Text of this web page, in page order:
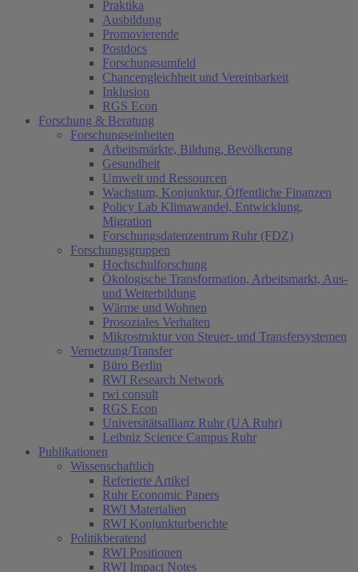
Praktika
Ausbildung
Promovierende
Postdocs
Forschungsumfeld
Chancengleichheit und Vereinbarkeit
Inklusion
RGS Econ
Forschung & Beratung
Forschungseinheiten
Arbeitsmärkte, Bildung, Bevölkerung
Gesundheit
Umwelt und Ressourcen
Wachstum, Konjunktur, Öffentliche Finanzen
Policy Lab Klimawandel, Entwicklung,
Migration
Forschungsdatenzentrum Ruhr (FDZ)
Forschungsgruppen
Hochschulforschung
Ökologische Transformation, Arbeitsmarkt, Aus-
und Weiterbildung
Wärme und Wohnen
Prosoziales Verhalten
Mikrostruktur von Steuer- und Transfersystemen
Vernetzung/Transfer
Büro Berlin
RWI Research Network
rwi consult
RGS Econ
Universitätsallianz Ruhr (UA Ruhr)
Leibniz Science Campus Ruhr
Publikationen
Wissenschaftlich
Referierte Artikel
Ruhr Economic Papers
RWI Materialien
RWI Konjunkturberichte
Politikberatend
RWI Positionen
RWI Impact Notes